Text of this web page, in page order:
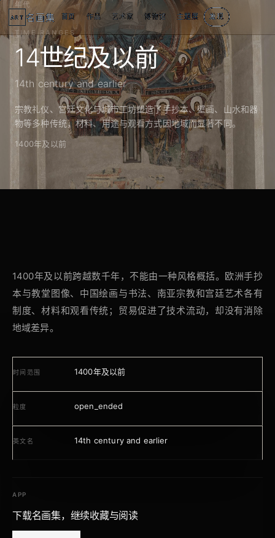
ART 名画集 首页 作品 艺术家 博物馆 主题展 发现
年代
TIME RANGES
14世纪及以前
14th century and earlier
宗教礼仪、宫廷文化与城市工坊塑造了手抄本、壁画、山水和器
物等多种传统，材料、用途与观看方式因地域而显著不同。
1400年及以前
1400年及以前跨越数千年，不能由一种风格概括。欧洲手抄
本与教堂图像、中国绘画与书法、南亚宗教和宫廷艺术各有
制度、材料和观看传统；贸易促进了技术流动，却没有消除
地域差异。
时间范围 1400年及以前
粒度 open_ended
英文名 14th century and earlier
APP
下载名画集，继续收藏与阅读